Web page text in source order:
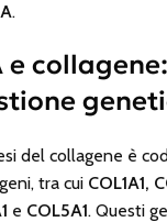
.
e
del collagene è
tra cui COL1A1,
e COL5A1. Questi